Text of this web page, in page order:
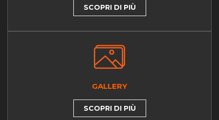
SCOPRI DI PIÙ
GALLERY
SCOPRI DI PIÙ